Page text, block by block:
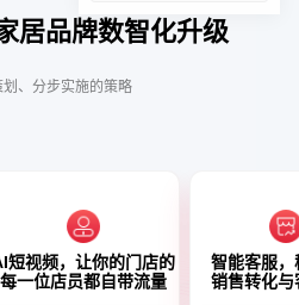
居品牌数智化升级
、分步实施的策略
短视频，让你的门店的
每一位店员都自带流量
智能客服，
销售转化与